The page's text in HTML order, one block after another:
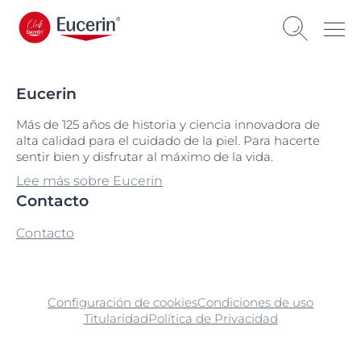
Eucerin
Más de 125 años de historia y ciencia innovadora de
alta calidad para el cuidado de la piel. Para hacerte
sentir bien y disfrutar al máximo de la vida.
Lee más sobre Eucerin
Contacto
Contacto
Configuración de cookiesCondiciones de uso
TitularidadPolítica de Privacidad